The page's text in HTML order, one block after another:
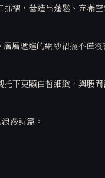
褶，營造出蓬鬆、充滿
層遞進的網紗裙擺不僅
下更顯白皙細緻，與腰
漫詩篇。